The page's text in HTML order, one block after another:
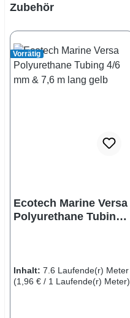
Produktgalerie überspringen
Zubehör
Vorrätig
Ecotech Marine Versa
Polyurethane Tubing
Inhalt: 7.6 Laufende(r) Meter
(1,96 € / 1 Laufende(r) Meter)